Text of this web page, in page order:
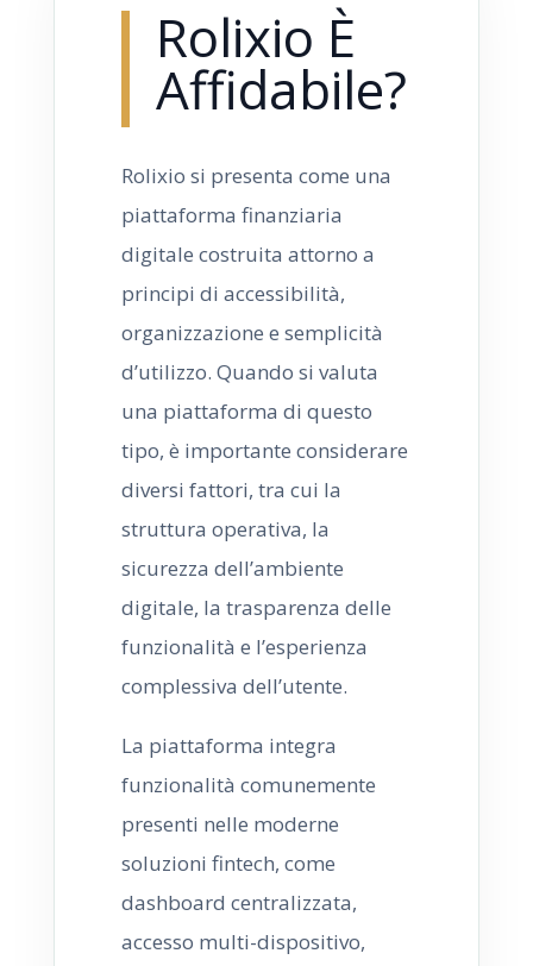
Rolixio È
Affidabile?
Rolixio si presenta come una
piattaforma finanziaria
digitale costruita attorno a
principi di accessibilità,
organizzazione e semplicità
d’utilizzo. Quando si valuta
una piattaforma di questo
tipo, è importante considerare
diversi fattori, tra cui la
struttura operativa, la
sicurezza dell’ambiente
digitale, la trasparenza delle
funzionalità e l’esperienza
complessiva dell’utente.
La piattaforma integra
funzionalità comunemente
presenti nelle moderne
soluzioni fintech, come
dashboard centralizzata,
accesso multi-dispositivo,